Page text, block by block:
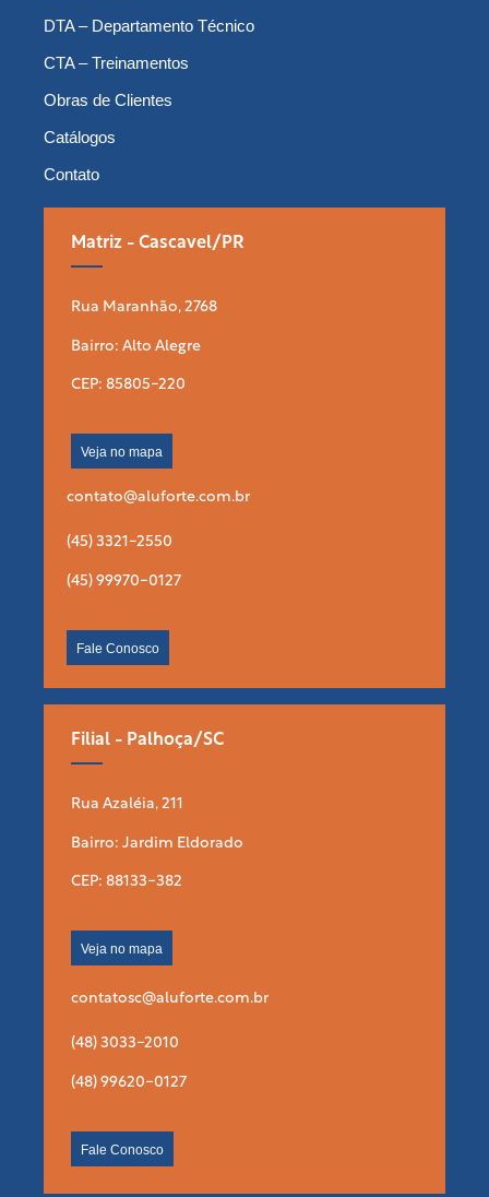
DTA – Departamento Técnico
CTA – Treinamentos
Obras de Clientes
Catálogos
Contato
Matriz - Cascavel/PR
Rua Maranhão, 2768
Bairro: Alto Alegre
CEP: 85805-220
Veja no mapa
contato@aluforte.com.br
(45) 3321-2550
(45) 99970-0127
Fale Conosco
Filial - Palhoça/SC
Rua Azaléia, 211
Bairro: Jardim Eldorado
CEP: 88133-382
Veja no mapa
contatosc@aluforte.com.br
(48) 3033-2010
(48) 99620-0127
Fale Conosco